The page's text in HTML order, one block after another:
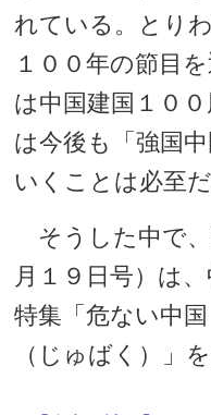
れている。とり
１００年の節目
は中国建国１０
は今後も「強国
いくことは必至だ
そうした中で
月１９日号）は
特集「危ない中
（じゅばく）」